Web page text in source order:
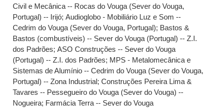
Civil e Mecânica -- Rocas do Vouga (Sever do Vouga,
Portugal) -- Irijó;Audioglobo - Mobiliário Luz e Som --
Cedrim do Vouga (Sever do Vouga, Portugal); Bastos &
Bastos (combustíveis) -- Sever do Vouga (Portugal) -- Z.I.
dos Padrões;ASO Construções -- Sever do Vouga
(Portugal) -- Z.I. dos Padrões; MPS - Metalomecânica e
Sistemas de Alumínio -- Cedrim do Vouga (Sever do Vouga,
Portugal) -- Zona Industrial;Construções Pereira Lima &
Tavares -- Pessegueiro do Vouga (Sever do Vouga) --
Nogueira; Farmácia Terra -- Sever do Vouga